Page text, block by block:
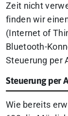
Zeit nicht
finden wir
(Internet of
Bluetooth-
Steuerung per
Steuerung per
Wie bereits